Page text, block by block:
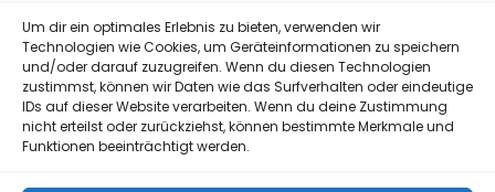
Um dir ein optimales Erlebnis zu bieten, verwenden wir
Technologien wie Cookies, um Geräteinformationen zu speichern
und/oder darauf zuzugreifen. Wenn du diesen Technologien
zustimmst, können wir Daten wie das Surfverhalten oder eindeutige
IDs auf dieser Website verarbeiten. Wenn du deine Zustimmung
nicht erteilst oder zurückziehst, können bestimmte Merkmale und
Funktionen beeinträchtigt werden.
Versand
Kostenloser Rückversand